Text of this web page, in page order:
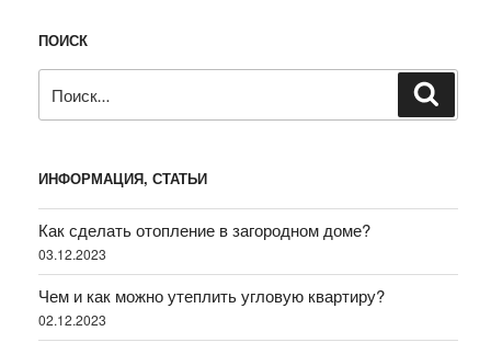
ПОИСК
ИНФОРМАЦИЯ, СТАТЬИ
Как сделать отопление в загородном доме?
03.12.2023
Чем и как можно утеплить угловую квартиру?
02.12.2023